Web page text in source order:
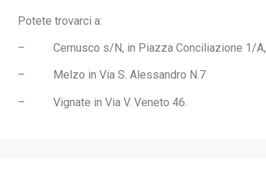
Potete trovarci a:
– Cernusco s/N, in Piazza Conciliazione 1/A,
– Melzo in Via S. Alessandro N.7
– Vignate in Via V. Veneto 46.